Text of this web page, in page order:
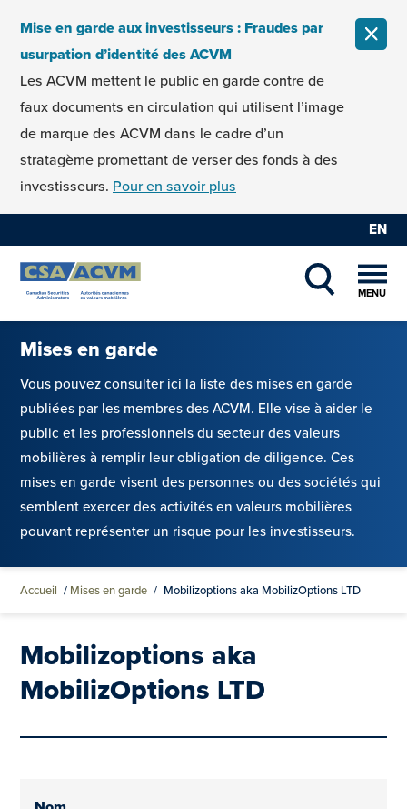
Mise en garde aux investisseurs : Fraudes par
usurpation d’identité des ACVM
Les ACVM mettent le public en garde contre de
faux documents en circulation qui utilisent l’image
de marque des ACVM dans le cadre d’un
stratagème promettant de verser des fonds à des
investisseurs. Pour en savoir plus
EN
SHOW
MENU
Mises en garde
Vous pouvez consulter ici la liste des mises en garde
publiées par les membres des ACVM. Elle vise à aider le
public et les professionnels du secteur des valeurs
mobilières à remplir leur obligation de diligence. Ces
mises en garde visent des personnes ou des sociétés qui
semblent exercer des activités en valeurs mobilières
pouvant représenter un risque pour les investisseurs.
Accueil / Mises en garde / Mobilizoptions aka MobilizOptions LTD
Mobilizoptions aka
MobilizOptions LTD